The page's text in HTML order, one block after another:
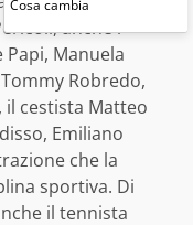
anche i
Manuela
Robredo,
il cestista Matteo
Emiliano
che la
sportiva. Di
il tennista
Cosa cambia